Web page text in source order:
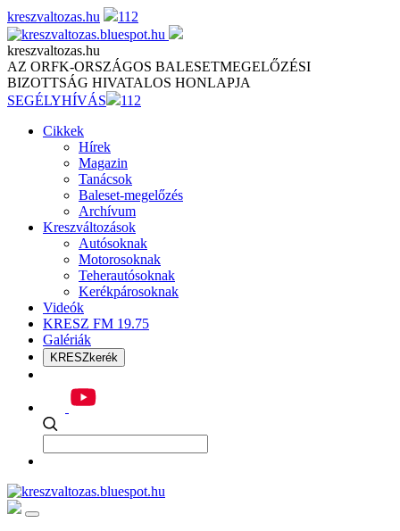
Skip
to
content
kreszvaltozas.hu 112
kreszvaltozas.hu
AZ ORFK-ORSZÁGOS BALESETMEGELŐZÉSI
BIZOTTSÁG HIVATALOS HONLAPJA
SEGÉLYHÍVÁS
112
Cikkek
Hírek
Magazin
Tanácsok
Baleset-megelőzés
Archívum
Kreszváltozások
Autósoknak
Motorosoknak
Teherautósoknak
Kerékpárosoknak
Videók
KRESZ FM 19.75
Galériák
KRESZkerék